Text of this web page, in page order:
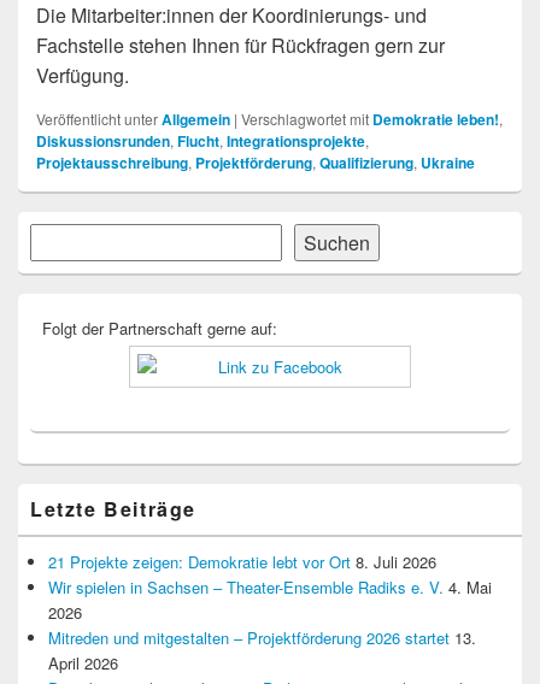
Die Mitarbeiter:innen der Koordinierungs- und
Fachstelle stehen Ihnen für Rückfragen gern zur
Verfügung.
Veröffentlicht unterAllgemein | Verschlagwortet mit Demokratie leben!,
Diskussionsrunden, Flucht, Integrationsprojekte,
Projektausschreibung, Projektförderung, Qualifizierung, Ukraine
Primärer
Widgetbereich
Suchen
Folgt der Partnerschaft gerne auf:
Letzte Beiträge
21 Projekte zeigen: Demokratie lebt vor Ort 8. Juli 2026
Wir spielen in Sachsen – Theater-Ensemble Radiks e. V. 4. Mai
2026
Mitreden und mitgestalten – Projektförderung 2026 startet 13.
April 2026